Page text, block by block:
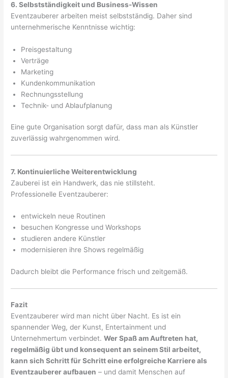
6. Selbstständigkeit und Business-Wissen
Eventzauberer arbeiten meist selbstständig. Daher sind
unternehmerische Kenntnisse wichtig:
Preisgestaltung
Verträge
Marketing
Kundenkommunikation
Rechnungsstellung
Technik- und Ablaufplanung
Eine gute Organisation sorgt dafür, dass man als Künstler
zuverlässig wahrgenommen wird.
7. Kontinuierliche Weiterentwicklung
Zauberei ist ein Handwerk, das nie stillsteht.
Professionelle Eventzauberer:
entwickeln neue Routinen
besuchen Kongresse und Workshops
studieren andere Künstler
modernisieren ihre Shows regelmäßig
Dadurch bleibt die Performance frisch und zeitgemäß.
Fazit
Eventzauberer wird man nicht über Nacht. Es ist ein
spannender Weg, der Kunst, Entertainment und
Unternehmertum verbindet.Wer Spaß am Auftreten hat,
regelmäßig übt und konsequent an seinem Stil arbeitet,
kann sich Schritt für Schritt eine erfolgreiche Karriere als
Eventzauberer aufbauen – und damit Menschen auf